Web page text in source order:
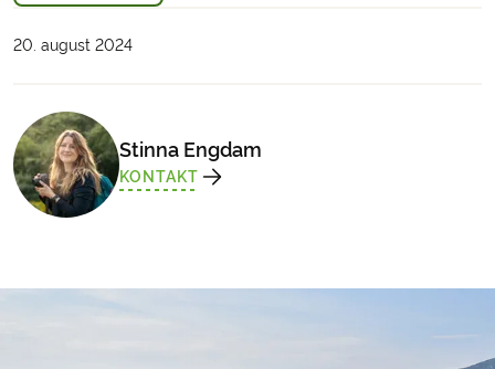
20. august 2024
Stinna Engdam
KONTAKT